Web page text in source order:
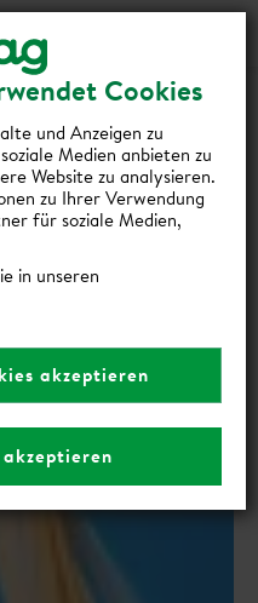
Cookies
und Anzeigen zu
Medien anbieten zu
Website zu analysieren.
zu Ihrer Verwendung
für soziale Medien,
in unseren
akzeptieren
Login
WALLBOXEN